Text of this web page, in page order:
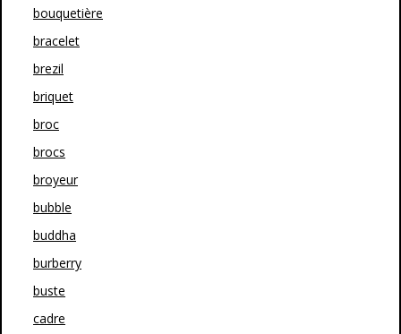
bouquetière
bracelet
brezil
briquet
broc
brocs
broyeur
bubble
buddha
burberry
buste
cadre